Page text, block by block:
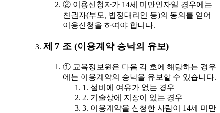
② 이용신청자가 14세 미만인자일 경우에는
친권자(부모, 법정대리인 등)의 동의를 얻어
이용신청을 하여야 합니다.
제 7 조 (이용계약 승낙의 유보)
① 교육정보원은 다음 각 호에 해당하는 경우
에는 이용계약의 승낙을 유보할 수 있습니다.
1. 설비에 여유가 없는 경우
2. 기술상에 지장이 있는 경우
3. 이용계약을 신청한 사람이 14세 미만